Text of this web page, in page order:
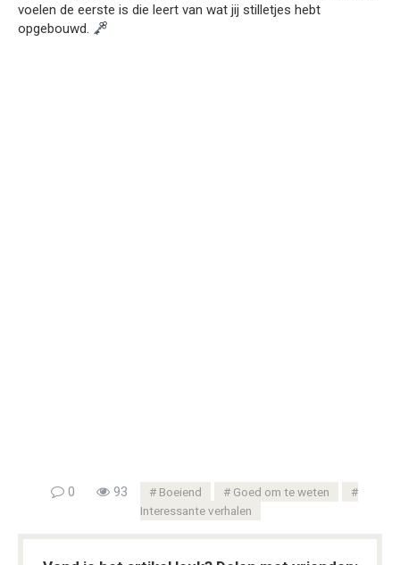
voelen de eerste is die leert van wat jij stilletjes hebt
opgebouwd.
0 93 Boeiend
Goed om te weten
Interessante verhalen